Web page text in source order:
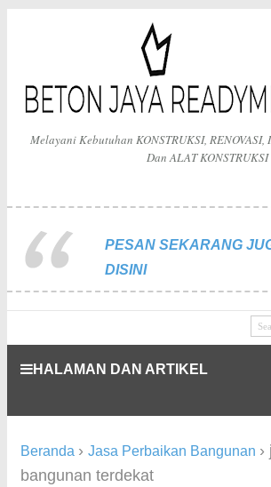
Melayani Kebutuhan KONSTRUKSI, RENOVASI,
Dan ALAT KONSTRUKSI
PESAN SEKARANG
DISINI
HALAMAN DAN ARTIKEL
Beranda › Jasa Perbaikan Bangunan ›
bangunan terdekat